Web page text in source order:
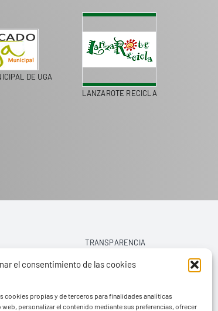
el consentimiento de las cookies
cookies propias y de terceros para finalidades analíticas
personalizar el contenido mediante sus preferencias, ofrecer
DE UGA
LANZAROTE RECICLA
TRANSPARENCIA
AVISO LEGAL
POLÍTICA DE PRIVACIDAD